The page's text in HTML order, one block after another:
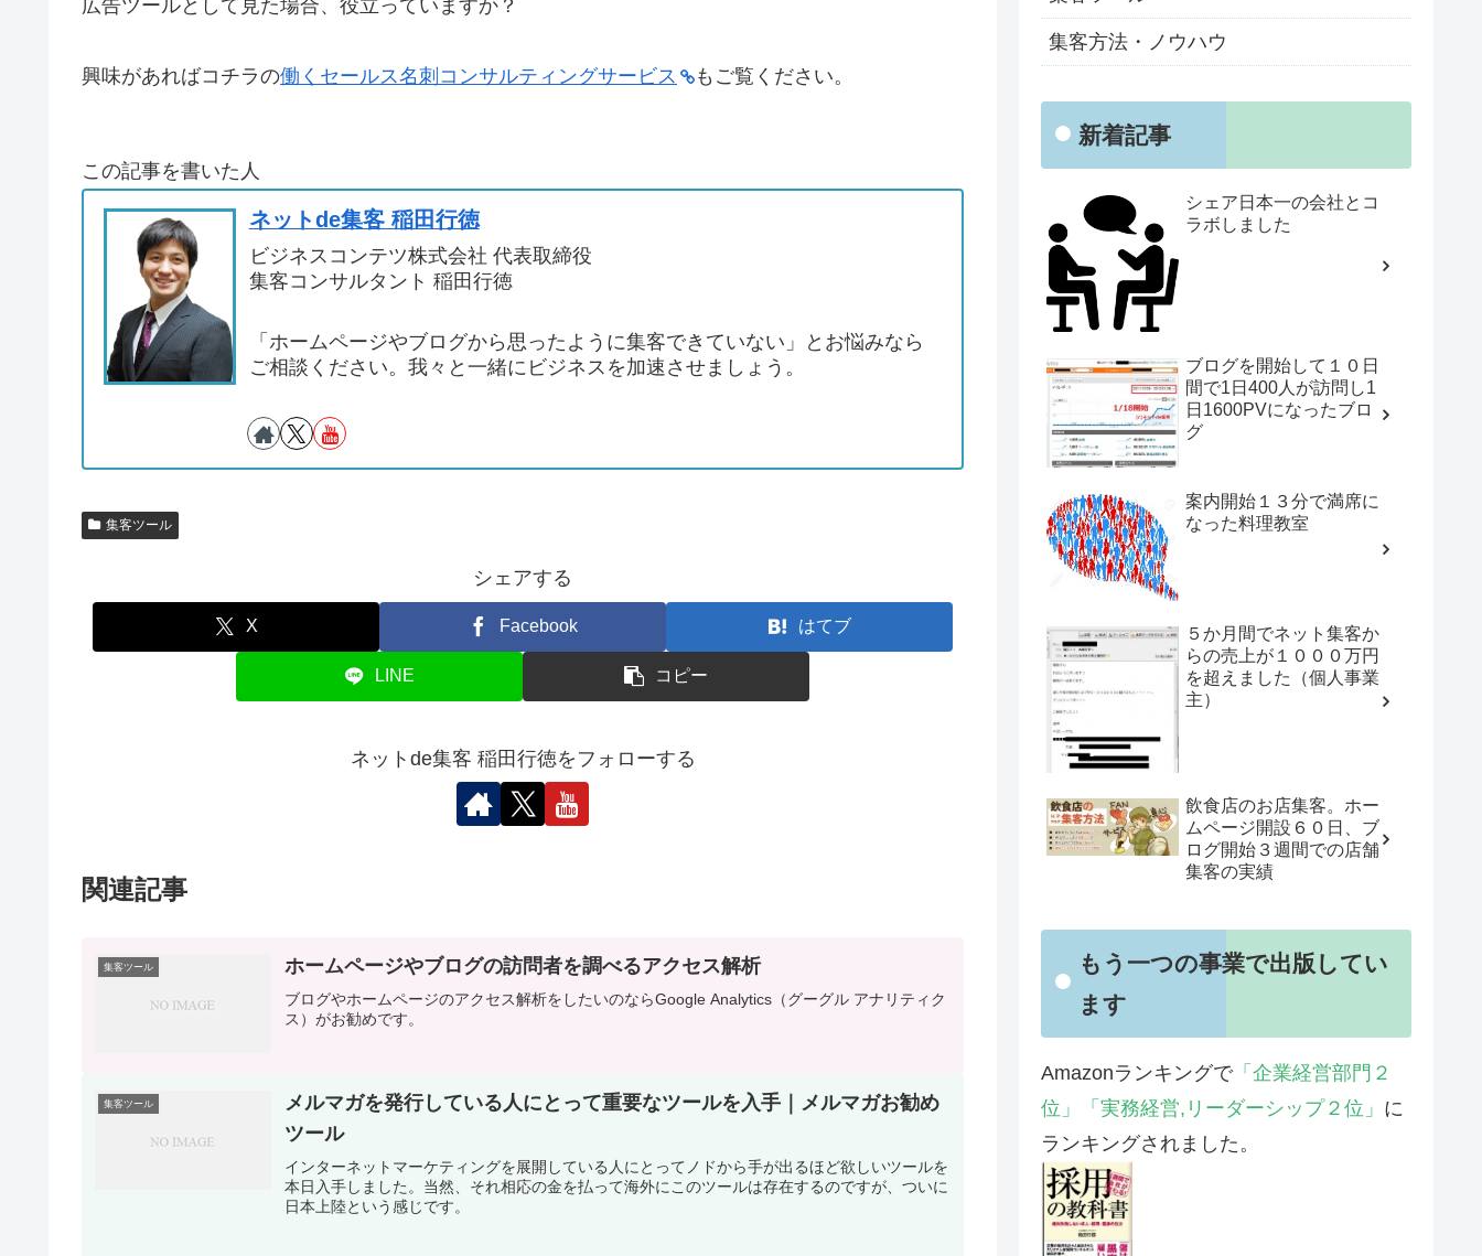
広告ツールとして見た場合、役立っていますか？
興味があればコチラの働くセールス名刺コンサルティングサービス もご覧ください。
この記事を書いた人
ネットde集客 稲田行徳
ビジネスコンテツ株式会社 代表取締役
集客コンサルタント 稲田行徳
「ホームページやブログから思ったように集客できていない」とお悩みなら
ご相談ください。我々と一緒にビジネスを加速させましょう。
集客ツール
シェアする
X Facebook はてブ
LINE コピー
ネットde集客 稲田行徳をフォローする
関連記事
集客ツール ホームページやブログの訪問者を調べるアクセス解析
ブログやホームページのアクセス解析をしたいのならGoogle Analytics（グーグル アナリティク
ス）がお勧めです。
集客ツール
メルマガを発行している人にとって重要なツールを入手｜メルマガお勧め
ツール
インターネットマーケティングを展開している人にとってノドから手が出るほど欲しいツールを
本日入手しました。当然、それ相応の金を払って海外にこのツールは存在するのですが、ついに
日本上陸という感じです。
集客方法・ノウハウ
新着記事
シェア日本一の会社とコ
ラボしました
ブログを開始して１０日
間で1日400人が訪問し1
日1600PVになったブロ
グ
案内開始１３分で満席に
なった料理教室
５か月間でネット集客か
らの売上が１０００万円
を超えました（個人事業
主）
飲食店のお店集客。ホー
ムページ開設６０日、ブ
ログ開始３週間での店舗
集客の実績
もう一つの事業で出版してい
ます
Amazonランキングで「企業経営部門２
位」「実務経営,リーダーシップ２位」 に
ランキングされました。